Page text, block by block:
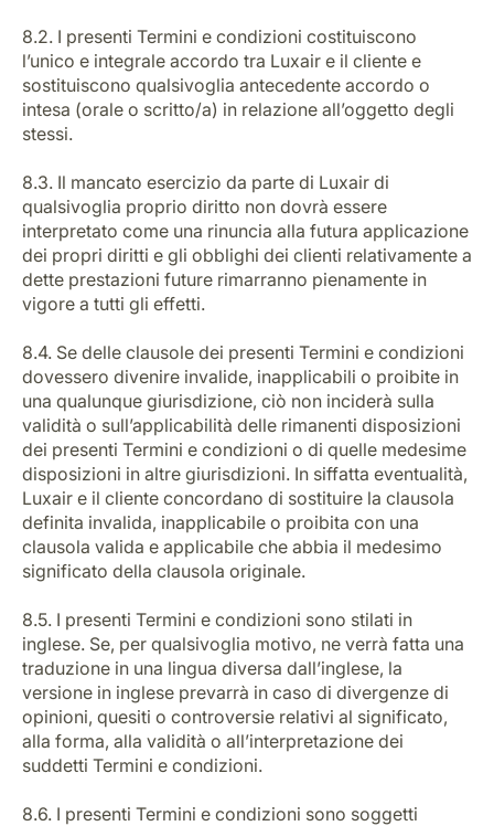
8.2. I presenti Termini e condizioni costituiscono
l’unico e integrale accordo tra Luxair e il cliente e
sostituiscono qualsivoglia antecedente accordo o
intesa (orale o scritto/a) in relazione all’oggetto degli
stessi.
8.3. Il mancato esercizio da parte di Luxair di
qualsivoglia proprio diritto non dovrà essere
interpretato come una rinuncia alla futura applicazione
dei propri diritti e gli obblighi dei clienti relativamente a
dette prestazioni future rimarranno pienamente in
vigore a tutti gli effetti.
8.4. Se delle clausole dei presenti Termini e condizioni
dovessero divenire invalide, inapplicabili o proibite in
una qualunque giurisdizione, ciò non inciderà sulla
validità o sull’applicabilità delle rimanenti disposizioni
dei presenti Termini e condizioni o di quelle medesime
disposizioni in altre giurisdizioni. In siffatta eventualità,
Luxair e il cliente concordano di sostituire la clausola
definita invalida, inapplicabile o proibita con una
clausola valida e applicabile che abbia il medesimo
significato della clausola originale.
8.5. I presenti Termini e condizioni sono stilati in
inglese. Se, per qualsivoglia motivo, ne verrà fatta una
traduzione in una lingua diversa dall’inglese, la
versione in inglese prevarrà in caso di divergenze di
opinioni, quesiti o controversie relativi al significato,
alla forma, alla validità o all’interpretazione dei
suddetti Termini e condizioni.
8.6. I presenti Termini e condizioni sono soggetti